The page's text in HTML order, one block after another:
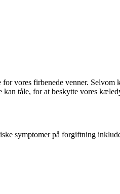
vores firbenede venner. Selvom
kan tåle, for at beskytte vores
symptomer på forgiftning